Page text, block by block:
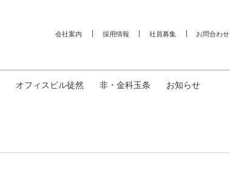
会社案内 採用情報 社員募集 お問合わせ
オフィスビル徒然 非・金科玉条 お知らせ